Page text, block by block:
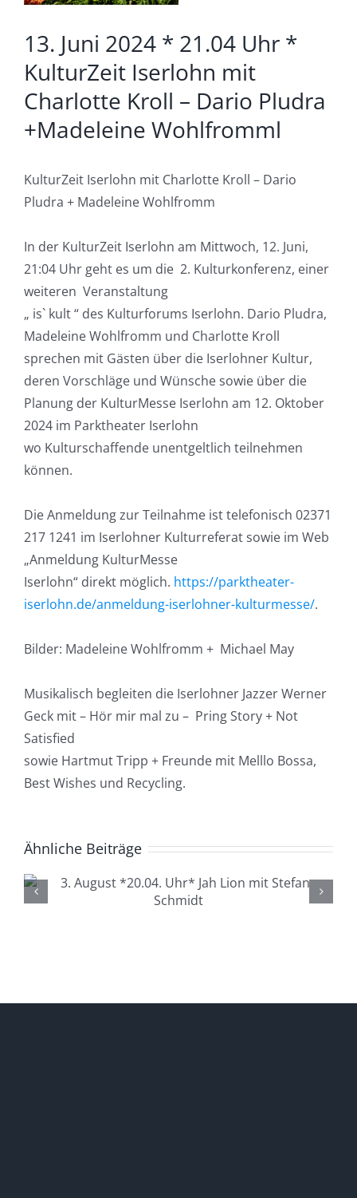
13. Juni 2024 * 21.04 Uhr *
KulturZeit Iserlohn mit
Charlotte Kroll – Dario Pludra
+Madeleine Wohlfromml
KulturZeit Iserlohn mit Charlotte Kroll – Dario
Pludra + Madeleine Wohlfromm
In der KulturZeit Iserlohn am Mittwoch, 12. Juni,
21:04 Uhr geht es um die 2. Kulturkonferenz, einer
weiteren Veranstaltung
„ is` kult “ des Kulturforums Iserlohn. Dario Pludra,
Madeleine Wohlfromm und Charlotte Kroll
sprechen mit Gästen über die Iserlohner Kultur,
deren Vorschläge und Wünsche sowie über die
Planung der KulturMesse Iserlohn am 12. Oktober
2024 im Parktheater Iserlohn
wo Kulturschaffende unentgeltlich teilnehmen
können.
Die Anmeldung zur Teilnahme ist telefonisch 02371
217 1241 im Iserlohner Kulturreferat sowie im Web
„Anmeldung KulturMesse
Iserlohn“ direkt möglich. https://parktheater-
iserlohn.de/anmeldung-iserlohner-kulturmesse/.
Bilder: Madeleine Wohlfromm + Michael May
Musikalisch begleiten die Iserlohner Jazzer Werner
Geck mit – Hör mir mal zu – Pring Story + Not
Satisfied
sowie Hartmut Tripp + Freunde mit Melllo Bossa,
Best Wishes und Recycling.
Ähnliche Beiträge
4. August *20.04. Uhr*
Lüdenscheid Live mit Ingo